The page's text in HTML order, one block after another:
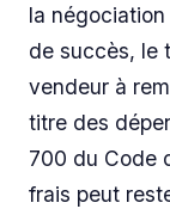
la négociation
de succès, le
vendeur à
titre des
700 du Code
frais peut